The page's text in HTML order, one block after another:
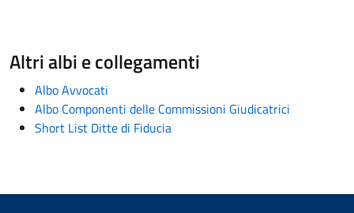
Altri albi e collegamenti
Albo Avvocati
Albo Componenti delle Commissioni Giudicatrici
Short List Ditte di Fiducia